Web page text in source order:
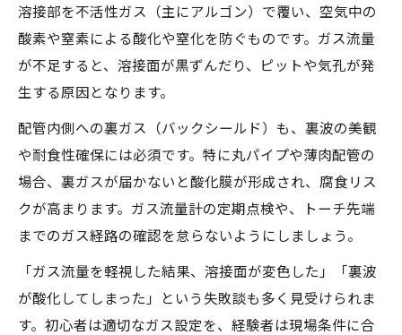
溶接部を不活性ガス（主にアルゴン）で覆い、空気中の
酸素や窒素による酸化や窒化を防ぐものです。ガス流量
が不足すると、溶接面が黒ずんだり、ピットや気孔が発
生する原因となります。
配管内側への裏ガス（バックシールド）も、裏波の美観
や耐食性確保には必須です。特に丸パイプや薄肉配管の
場合、裏ガスが届かないと酸化膜が形成され、腐食リス
クが高まります。ガス流量計の定期点検や、トーチ先端
までのガス経路の確認を怠らないようにしましょう。
「ガス流量を軽視した結果、溶接面が変色した」「裏波
が酸化してしまった」という失敗談も多く見受けられま
す。初心者は適切なガス設定を、経験者は現場条件に合